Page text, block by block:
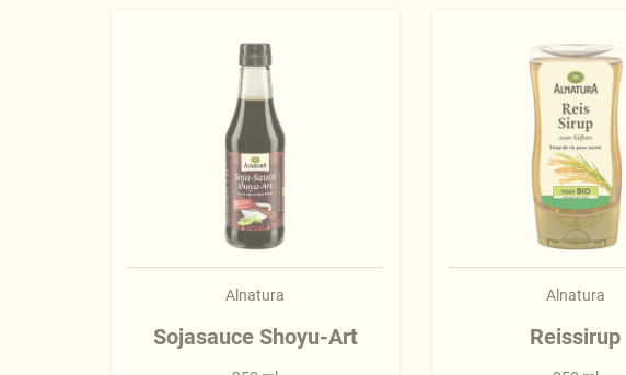
Alnatura
Sojasauce Shoyu-Art
Alnatura
Reissirup